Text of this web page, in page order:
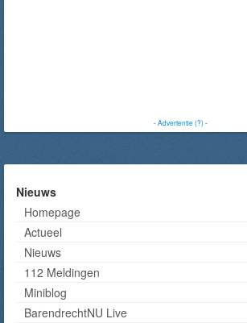
-Advertentie (?)-
Nieuws
Homepage
Actueel
Nieuws
112 Meldingen
Miniblog
BarendrechtNU Live